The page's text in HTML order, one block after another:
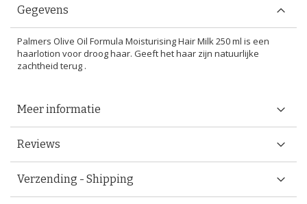
Gegevens
Palmers Olive Oil Formula Moisturising Hair Milk 250 ml is een
haarlotion voor droog haar. Geeft het haar zijn natuurlijke
zachtheid terug .
Meer informatie
Reviews
Verzending - Shipping